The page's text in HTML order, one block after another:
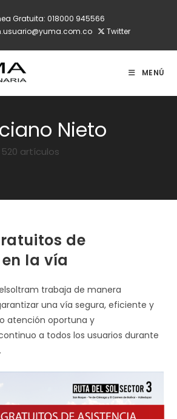
Gratuita: 018000 945566
Twitter
MENÚ
Nieto
artículos
de
la vía
trabaja de manera
una vía segura, eficiente y
atención oportuna y
a todos los usuarios durante